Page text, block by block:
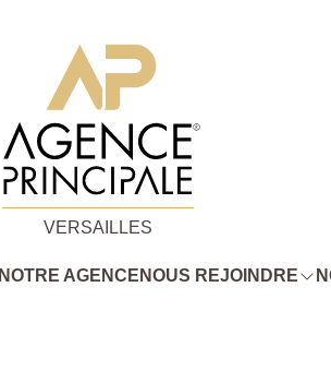
VERSAILLES
NOTRE AGENCE NOUS REJOINDRE